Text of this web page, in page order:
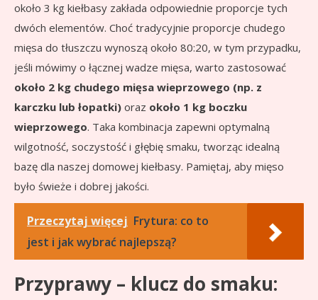
około 3 kg kiełbasy zakłada odpowiednie proporcje tych
dwóch elementów. Choć tradycyjnie proporcje chudego
mięsa do tłuszczu wynoszą około 80:20, w tym przypadku,
jeśli mówimy o łącznej wadze mięsa, warto zastosować
około 2 kg chudego mięsa wieprzowego (np. z
karczku lub łopatki) oraz około 1 kg boczku
wieprzowego. Taka kombinacja zapewni optymalną
wilgotność, soczystość i głębię smaku, tworząc idealną
bazę dla naszej domowej kiełbasy. Pamiętaj, aby mięso
było świeże i dobrej jakości.
Przeczytaj więcej Frytura: co to
jest i jak wybrać najlepszą?
Przyprawy – klucz do smaku: